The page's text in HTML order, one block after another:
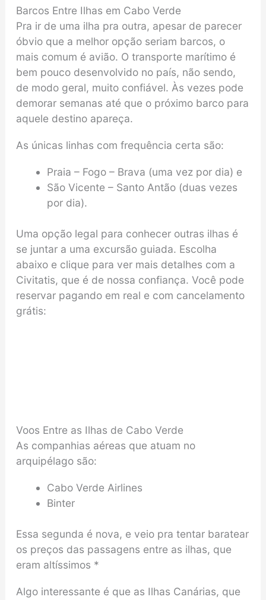
Barcos Entre Ilhas em Cabo Verde
Pra ir de uma ilha pra outra, apesar de parecer
óbvio que a melhor opção seriam barcos, o
mais comum é avião. O transporte marítimo é
bem pouco desenvolvido no país, não sendo,
de modo geral, muito confiável. Às vezes pode
demorar semanas até que o próximo barco para
aquele destino apareça.
As únicas linhas com frequência certa são:
Praia – Fogo – Brava (uma vez por dia) e
São Vicente – Santo Antão (duas vezes
por dia).
Uma opção legal para conhecer outras ilhas é
se juntar a uma excursão guiada. Escolha
abaixo e clique para ver mais detalhes com a
Civitatis, que é de nossa confiança. Você pode
reservar pagando em real e com cancelamento
grátis:
Voos Entre as Ilhas de Cabo Verde
As companhias aéreas que atuam no
arquipélago são:
Cabo Verde Airlines
Binter
Essa segunda é nova, e veio pra tentar baratear
os preços das passagens entre as ilhas, que
eram altíssimos *
Algo interessante é que as Ilhas Canárias, que